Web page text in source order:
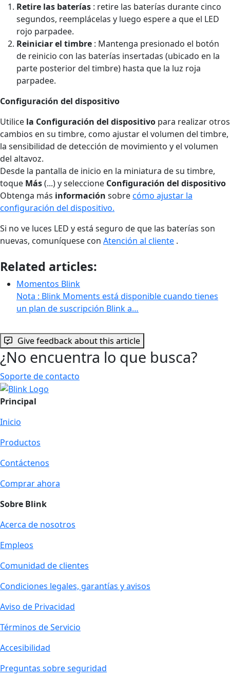
Retire las baterías : retire las baterías durante cinco
segundos, reemplácelas y luego espere a que el LED
rojo parpadee.
Reiniciar el timbre : Mantenga presionado el botón
de reinicio con las baterías insertadas (ubicado en la
parte posterior del timbre) hasta que la luz roja
parpadee.
Configuración del dispositivo
Utilice la Configuración del dispositivo para realizar otros
cambios en su timbre, como ajustar el volumen del timbre,
la sensibilidad de detección de movimiento y el volumen
del altavoz.
Desde la pantalla de inicio en la miniatura de su timbre,
toque Más(...) y seleccione Configuración del dispositivo
Obtenga más información sobrecómo ajustar la
configuración del dispositivo.
Si no ve luces LED y está seguro de que las baterías son
nuevas, comuníquese con Atención al cliente .
Related articles:
Momentos Blink
Nota : Blink Moments está disponible cuando tienes
un plan de suscripción Blink a…
Give feedback about this article
¿No encuentra lo que busca?
Soporte de contacto
Principal
Inicio
Productos
Contáctenos
Comprar ahora
Sobre Blink
Acerca de nosotros
Empleos
Comunidad de clientes
Condiciones legales, garantías y avisos
Aviso de Privacidad
Términos de Servicio
Accesibilidad
Preguntas sobre seguridad